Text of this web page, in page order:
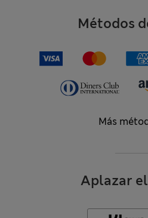
Métodos
Más
Aplazar